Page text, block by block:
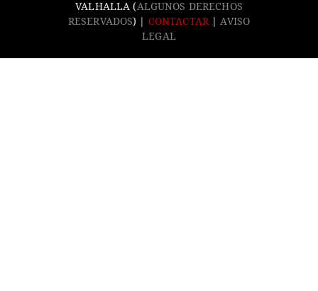
VALHALLA (ALGUNOS DERECHOS
RESERVADOS) | CONTACTAR
AVISO
LEGAL